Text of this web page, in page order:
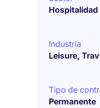
Hospitalidad
Industria
Leisure,
Tipo de
Permanente